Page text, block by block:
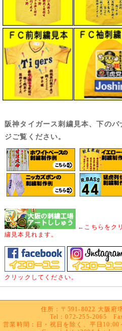
阪神タイガース刺繍見本、下の
ジご覧ください。
← こちらをク
繍見本見れます。
クリックしてください。
住所：〒591-8022 大阪府
Tel：072-255-2065
営業時間：日・祝日を除く、平日